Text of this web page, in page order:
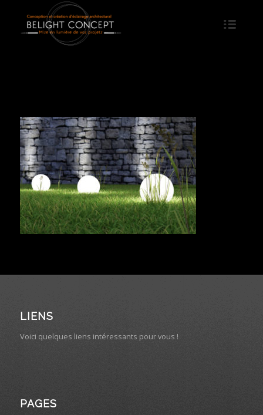
LIENS
Voici quelques liens intéressants pour vous !
PAGES